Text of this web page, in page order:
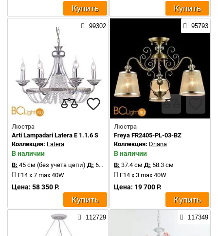
Купить Купить
99302
Люстра
Arti Lampadari Latera E 1.1.6 S
Коллекция: Latera
В наличии
В: 45 см (без учета цепи) Д: 63 см
E14 x 7 max 40W
Цена: 58 350 Р.
Купить
95793
Люстра
Freya FR2405-PL-03-BZ
Коллекция: Driana
В наличии
В: 37.4 см Д: 58.3 см
E14 x 3 max 40W
Цена: 19 700 Р.
Купить
112729 117349